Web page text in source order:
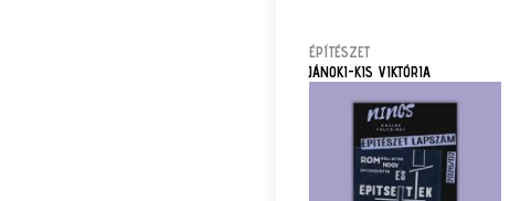
ÉPÍTÉSZET
JÁNOKI-KIS VIKTÓRIA